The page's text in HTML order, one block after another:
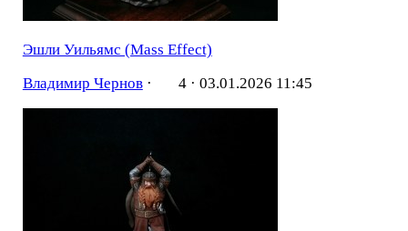
Эшли Уильямс (Mass Effect)
Владимир Чернов· 4 · 03.01.2026 11:45